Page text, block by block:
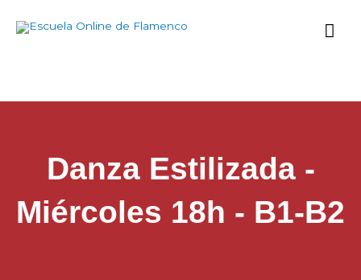
Danza Estilizada -
Miércoles 18h - B1-B2